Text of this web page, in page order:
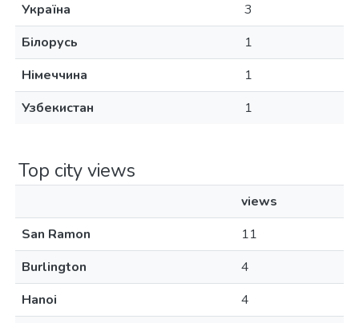
Україна
3
Білорусь
1
Німеччина
1
Узбекистан
1
Top city views
views
San Ramon
11
Burlington
4
Hanoi
4